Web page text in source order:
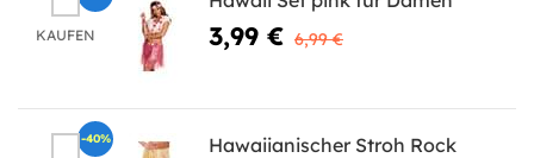
KAUFEN 3,99 € 6,99 €
Hawaiianischer Stroh Rock
-40%